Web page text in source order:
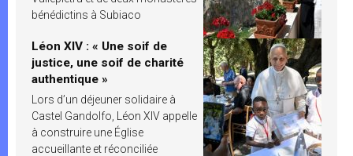
bénédictins à Subiaco
Léon XIV : « Une soif de
justice, une soif de charité
authentique »
Lors d’un déjeuner solidaire à
Castel Gandolfo, Léon XIV appelle
à construire une Église
accueillante et réconciliée